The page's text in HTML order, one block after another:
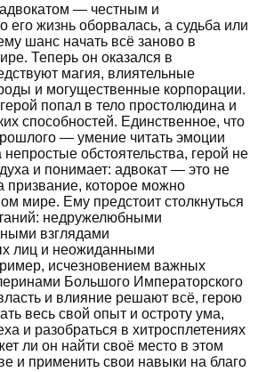
— честным и
жизнь оборвалась, а судьба или
шанс начать всё заново в
Теперь он оказался в
магия, влиятельные
и могущественные корпорации.
попал в тело простолюдина и
способностей. Единственное, что
— умение читать эмоции
обстоятельства, герой не
и понимает: адвокат — это не
призвание, которое можно
мире. Ему предстоит столкнуться
недружелюбными
взглядами
лиц и неожиданными
исчезновением важных
Большого Императорского
и влияние решают всё, герою
весь свой опыт и остроту ума,
и разобраться в хитросплетениях
ли он найти своё место в этом
и применить свои навыки на благо